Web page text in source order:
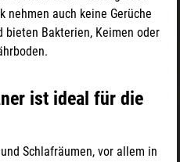
nehmen auch keine Gerüche
bieten Bakterien, Keimen oder
ist ideal für die
Schlafräumen, vor allem in